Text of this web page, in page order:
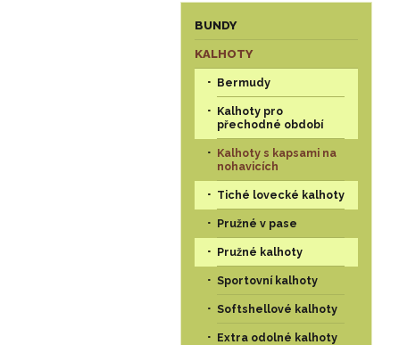
BUNDY
KALHOTY
Bermudy
Kalhoty pro
přechodné období
Kalhoty s kapsami na
nohavicích
Tiché lovecké kalhoty
Pružné v pase
Pružné kalhoty
Sportovní kalhoty
Softshellové kalhoty
Extra odolné kalhoty